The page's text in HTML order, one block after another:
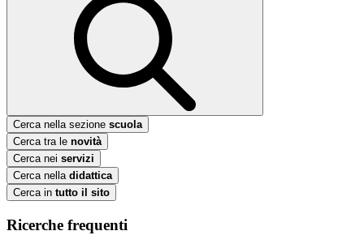
Cerca nella sezione scuola
Cerca tra le novità
Cerca nei servizi
Cerca nella didattica
Cerca in tutto il sito
Ricerche frequenti